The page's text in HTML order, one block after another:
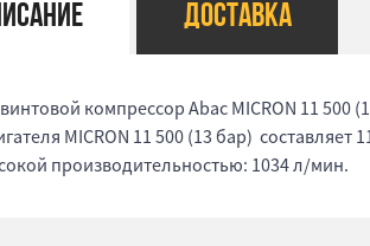
Доставка
компрессор Abac MICRON 11 500
MICRON 11 500 (13 бар) составляет
производительностью: 1034 л/мин.